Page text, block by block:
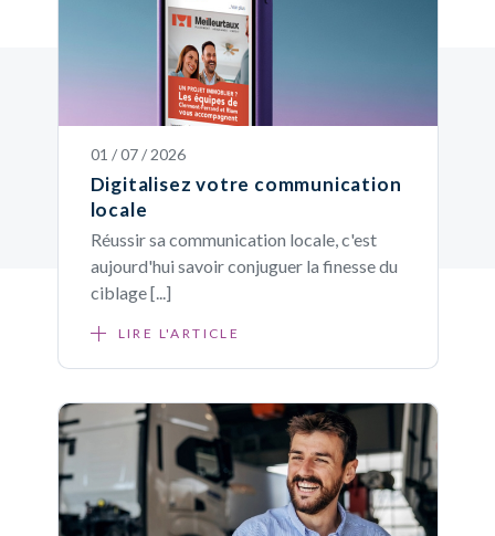
01 / 07 / 2026
Digitalisez votre communication
locale
Réussir sa communication locale, c'est
aujourd'hui savoir conjuguer la finesse du
ciblage [...]
LIRE L'ARTICLE